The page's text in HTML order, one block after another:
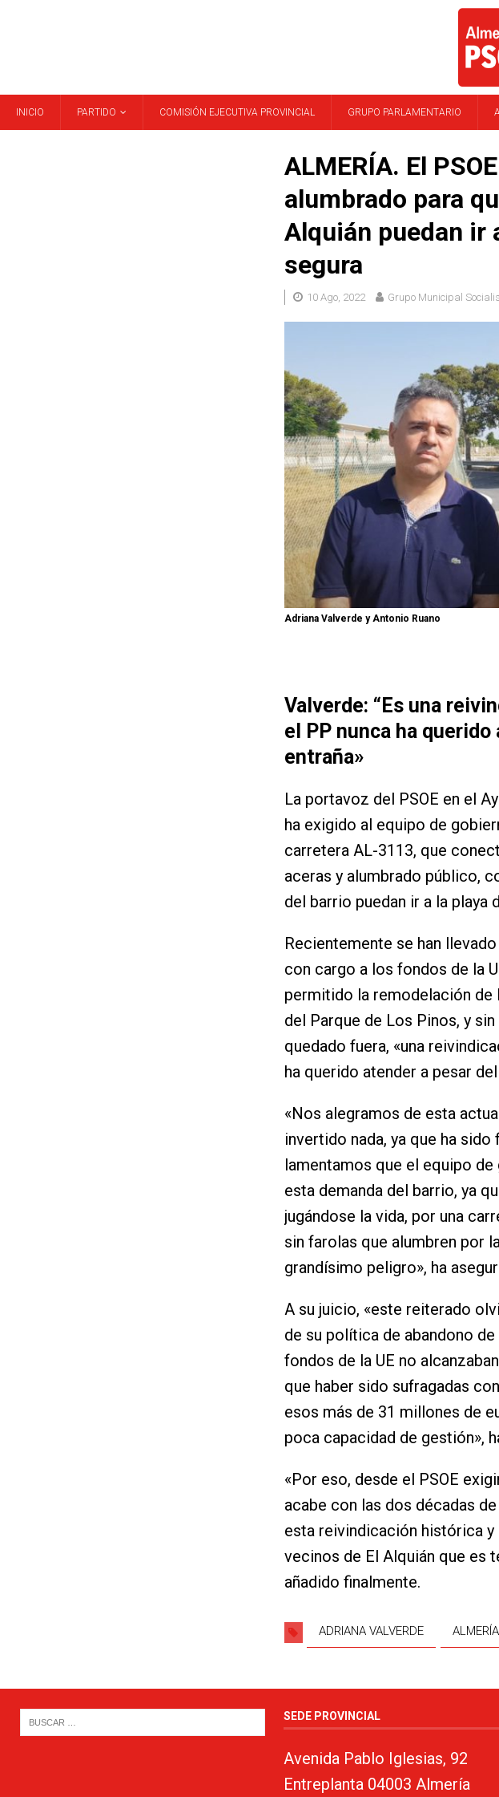
INICIO PARTIDO COMISIÓN EJECUTIVA PROVINCIAL GRUPO PARLAMENTARIO
ALMERÍA. El
alumbrado para
Alquián puedan ir
segura
10 Ago, 2022 Grupo Municipal
Adriana Valverde y Antonio Ruano
Valverde: “Es una
el PP nunca ha
entraña»
La portavoz del PSOE en el
ha exigido al equipo de
carretera AL-3113, que
aceras y alumbrado público,
del barrio puedan ir a la playa
Recientemente se han
con cargo a los fondos de la
permitido la remodelación de
del Parque de Los Pinos, y
quedado fuera, «una
ha querido atender a pesar
«Nos alegramos de esta
invertido nada, ya que ha
lamentamos que el equipo
esta demanda del barrio, ya
jugándose la vida, por una
sin farolas que alumbren por
grandísimo peligro», ha
A su juicio, «este reiterado
de su política de abandono
fondos de la UE no
que haber sido sufragadas
esos más de 31 millones de
poca capacidad de gestión»,
«Por eso, desde el PSOE
acabe con las dos décadas
esta reivindicación histórica
vecinos de El Alquián que es
añadido finalmente.
ADRIANA VALVERDE ALMERÍA
SEDE PROVINCIAL
Avenida Pablo Iglesias, 92
Entreplanta 04003 Almería